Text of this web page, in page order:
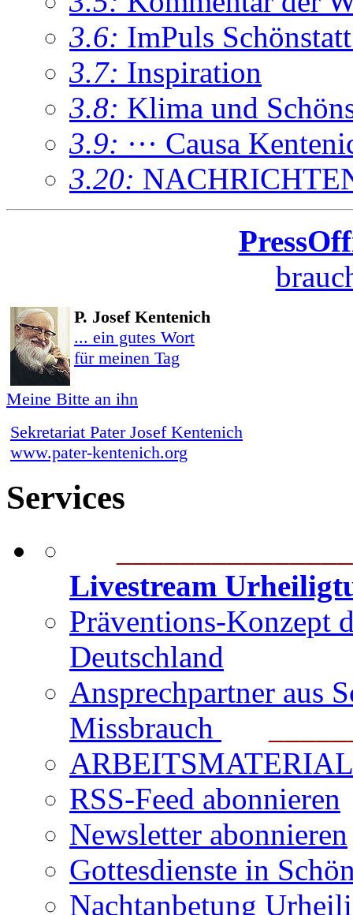
3.6: ImPuls
3.7: Inspiration
3.8: Klima und
3.9: ··· Causa
3.20:
P. Josef Kentenich
... ein gutes Wort
für meinen Tag
Meine Bitte an ihn
Sekretariat Pater Josef Kentenich
www.pater-kentenich.org
Services
Livestream
Präventions-Konzept
Deutschland
Ansprechpartner aus
Missbrauch
ARBEITSMATERIAL
RSS-Feed abonnieren
Newsletter abonnieren
Gottesdienste in
Nachtanbetung